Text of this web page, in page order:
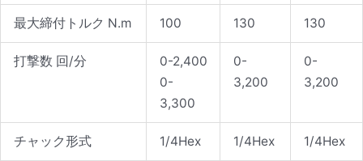
最大締付トルク N.m 100 130 130
打撃数 回/分
0-2,400
0-
3,300
0-
3,200
0-
3,200
チャック形式 1/4Hex 1/4Hex 1/4Hex